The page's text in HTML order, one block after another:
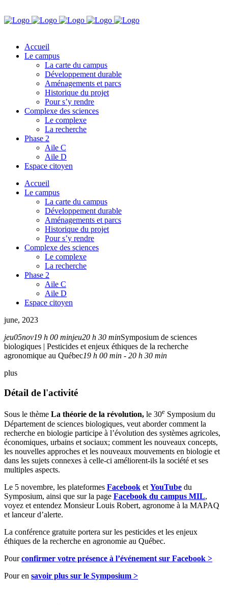
Accueil
Le campus
La carte du campus
Développement durable
Aménagements et parcs
Historique du projet
Pour s’y rendre
Complexe des sciences
Le complexe
La recherche
Phase 2
Aile C
Aile D
Espace citoyen
Accueil
Le campus
La carte du campus
Développement durable
Aménagements et parcs
Historique du projet
Pour s’y rendre
Complexe des sciences
Le complexe
La recherche
Phase 2
Aile C
Aile D
Espace citoyen
june, 2023
jeu05nov19 h 00 minjeu20 h 30 minSymposium de sciences
biologiques | Pesticides et enjeux éthiques de la recherche
agronomique au Québec19 h 00 min - 20 h 30 min
plus
Détail de l'activité
Sous le thème La théorie de la révolution, le 30e Symposium du
Département de sciences biologiques, veut aborder comment la
recherche en biologie participe à l’évolution des systèmes agricoles,
économiques, urbains et sociaux; comment les nouveaux concepts,
les nouvelles approches et les nouveaux mouvements en biologie et
dans les sujets connexes à celle-ci améliorent-ils la société et ses
multiples aspects.
Le 5 novembre, les plateformes Facebook et YouTube du
Symposium, ainsi que sur la page Facebook du campus MIL,
voyez et entendez Monsieur Louis Robert, agronome à la MAPAQ
et lanceur d’alerte.
La conférence gratuite portera sur les pesticides et les enjeux
éthiques de la recherche en agronomie au Québec.
Pourconfirmer votre présence à l’événement sur Facebook >
Pour en savoir plus sur le Symposium >